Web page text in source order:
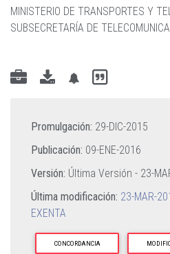
MINISTERIO DE TRANSPORTES Y
SUBSECRETARÍA DE
Promulgación: 29-DIC-2015
Publicación: 09-ENE-2016
Versión: Última Versión - 23-
Última modificación: 23-MAR-
EXENTA
CONCORDANCIA